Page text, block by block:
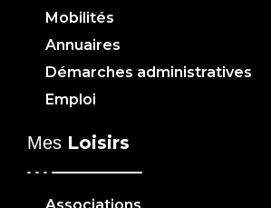
Mobilités
Annuaires
Démarches administratives
Emploi
Mes Loisirs